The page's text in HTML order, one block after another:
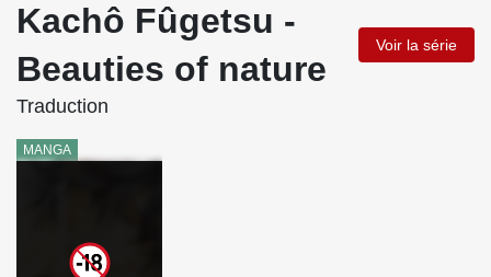
Kachô Fûgetsu -
Beauties of nature
Voir la série
Traduction
MANGA